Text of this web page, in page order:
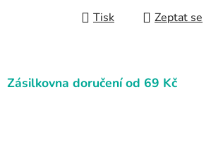
Tisk Zeptat se
Zásilkovna doručení od 69 Kč